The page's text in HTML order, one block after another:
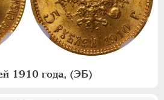
1910 года, (ЭБ)